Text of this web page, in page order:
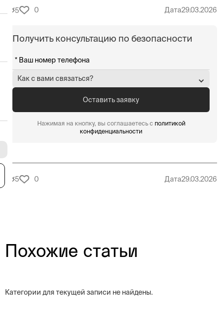
5 0 Дата29.03.2026
Получить консультацию по безопасности
Как с вами связаться?
Нажимая на кнопку, вы соглашаетесь с политикой
конфиденциальности
5 0 Дата29.03.2026
Похожие статьи
Категории для текущей записи не найдены.